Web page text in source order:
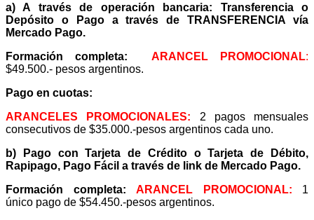
a) A través de operación bancaria: Transferencia o
Depósito o Pago a través de TRANSFERENCIA vía
Mercado Pago.
Formación completa:
ARANCEL PROMOCIONAL:
$49.500.- pesos argentinos.
Pago en cuotas:
ARANCELES PROMOCIONALES:
2 pagos mensuales
consecutivos de $35.000.-pesos argentinos cada uno.
b) Pago con Tarjeta de Crédito o Tarjeta de Débito,
Rapipago, Pago Fácil a través de link de Mercado Pago.
Formación completa:
ARANCEL PROMOCIONAL: 1
único pago de $54.450.-pesos argentinos.